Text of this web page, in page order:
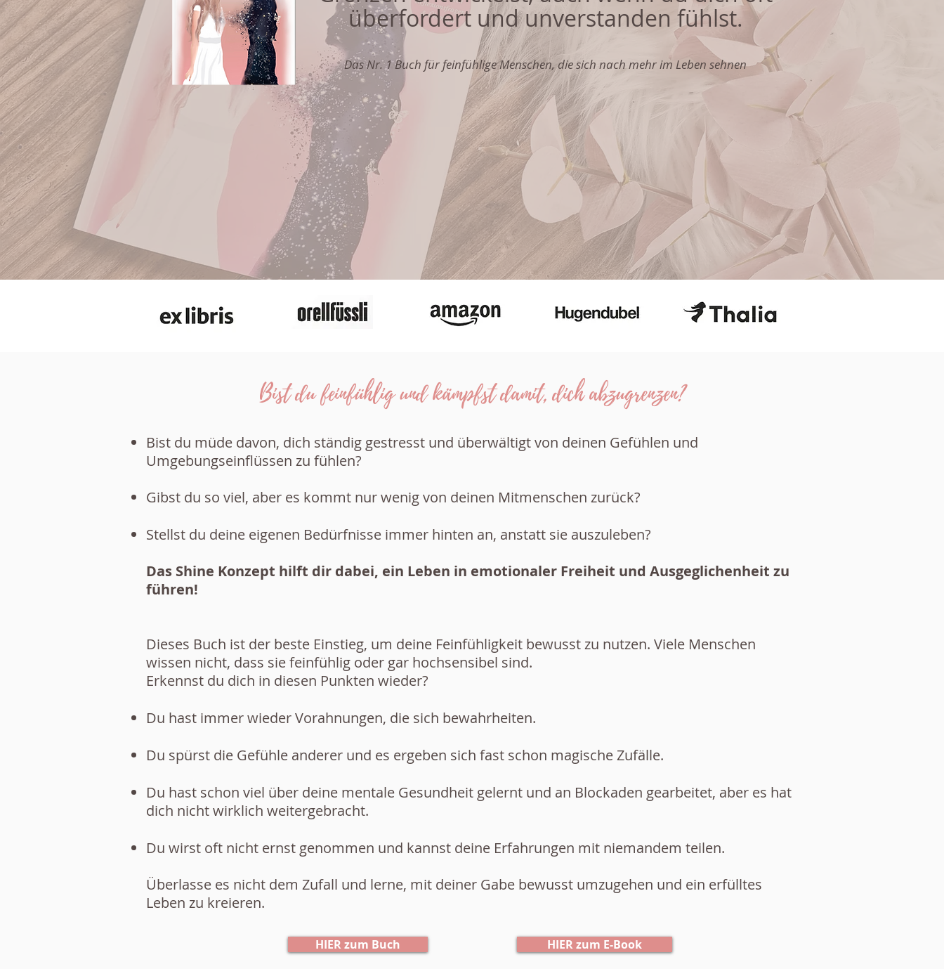
überfordert und unverstanden fühlst.
Das Nr. 1 Buch für feinfühlige Menschen, die sich nach mehr im Leben sehnen
Bist du feinfühlig und kämpfst damit, dich abzugrenzen?
Bist du müde davon, dich ständig gestresst und überwältigt von deinen Gefühlen und
Umgebungseinflüssen zu fühlen?
Gibst du so viel, aber es kommt nur wenig von deinen Mitmenschen zurück?
Stellst du deine eigenen Bedürfnisse immer hinten an, anstatt sie auszuleben?
Das Shine Konzept hilft dir dabei, ein Leben in emotionaler Freiheit und Ausgeglichenheit zu
führen!
Dieses Buch ist der beste Einstieg, um deine Feinfühligkeit bewusst zu nutzen. Viele Menschen
wissen nicht, dass sie feinfühlig oder gar hochsensibel sind.
Erkennst du dich in diesen Punkten wieder?
Du hast immer wieder Vorahnungen, die sich bewahrheiten.
Du spürst die Gefühle anderer und es ergeben sich fast schon magische Zufälle.
Du hast schon viel über deine mentale Gesundheit gelernt und an Blockaden gearbeitet, aber es hat
dich nicht wirklich weitergebracht.
Du wirst oft nicht ernst genommen und kannst deine Erfahrungen mit niemandem teilen.
Überlasse es nicht dem Zufall und lerne, mit deiner Gabe bewusst umzugehen und ein erfülltes
Leben zu kreieren.
HIER zum Buch HIER zum E-Book